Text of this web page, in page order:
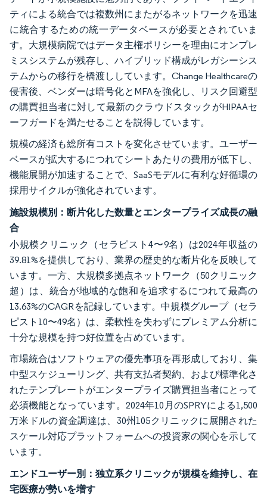
ティによる統合では複数州にまたがるネットワークを迅速
に統合するための統一データベースが必要とされていま
す。大規模病院ではデータ主権ポリシーを理由にオンプレ
ミスシステムが残存し、ハイブリッド構成がレガシーシス
テムからの移行を橋渡ししています。Change Healthcareの
侵害後、ベンダーは暗号化とMFAを強化し、リスク回避型
の購買担当者に対して最新のクラウドスタックがHIPAAセ
ーフガードを満たせることを説得しています。
規模の経済も総所有コストを変化させています。ユーザー
ベースが拡大するにつれてシートあたりの費用が低下し、
機能展開が加速することで、SaaSモデルに有利な好循環の
採用サイクルが強化されています。
施設規模別：断片化した数量とエンタープライズ成長の融
合
小規模クリニック（セラピスト4〜9名）は2024年収益の
39.81%を提供しており、業界の歴史的な断片化を反映して
います。一方、大規模多拠点ネットワーク（50クリニック
超）は、統合が地域的な飽和を追求するにつれて最高の
13.63%のCAGRを記録しています。中規模グループ（セラ
ピスト10〜49名）は、柔軟性を失わずにプレミアム分析に
十分な規模を持つ好位置を占めています。
市場統合はソフトウェアの優先事項を再形成しており、集
中型スケジューリング、共有支払者契約、および標準化さ
れたテンプレートがエンタープライズ購買担当者にとって
必須機能となっています。2024年10月のSPRYによる1,500
万米ドルの資金調達は、30州105クリニックに展開された
スケール対応プラットフォームへの投資家の関心を示して
います。
エンドユーザー別：独立系クリニックが規模を維持し、在
宅医療が勢いを増す